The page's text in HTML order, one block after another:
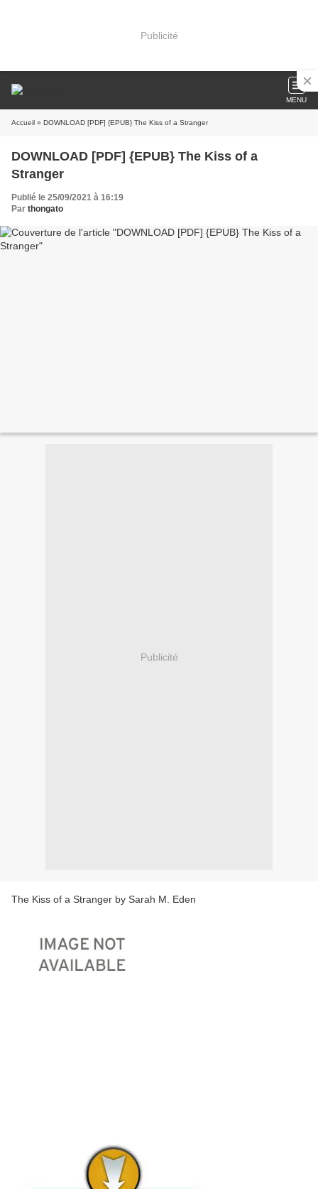
Publicité
MENU
Accueil » DOWNLOAD [PDF] {EPUB} The Kiss of a Stranger
DOWNLOAD [PDF] {EPUB} The Kiss of a
Stranger
Publié le 25/09/2021 à 16:19
Par thongato
Publicité
The Kiss of a Stranger by Sarah M. Eden